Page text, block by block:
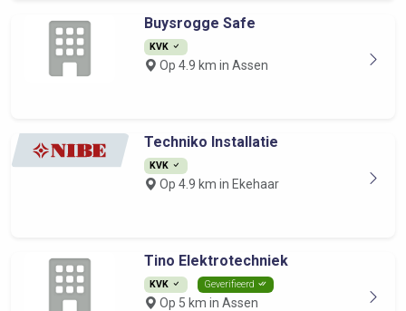
Buysrogge Safe
KVK
Op 4.9 km in Assen
Techniko Installatie
KVK
Op 4.9 km in Ekehaar
Tino Elektrotechniek
KVK Geverifieerd
Op 5 km in Assen